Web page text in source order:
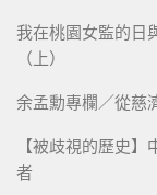
我在桃園女監的日
（上）
余孟勳專欄／從慈
【被歧視的歷史
者